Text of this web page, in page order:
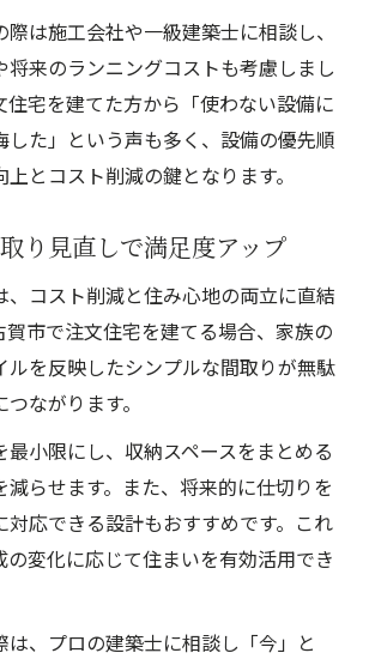
は施工会社や一級建築士に相談し、
将来のランニングコストも考慮しまし
住宅を建てた方から「使わない設備に
した」という声も多く、設備の優先順
とコスト削減の鍵となります。
り見直しで満足度アップ
、コスト削減と住み心地の両立に直結
賀市で注文住宅を建てる場合、家族の
ルを反映したシンプルな間取りが無駄
ながります。
小限にし、収納スペースをまとめる
減らせます。また、将来的に仕切りを
対応できる設計もおすすめです。これ
の変化に応じて住まいを有効活用でき
は、プロの建築士に相談し「今」と